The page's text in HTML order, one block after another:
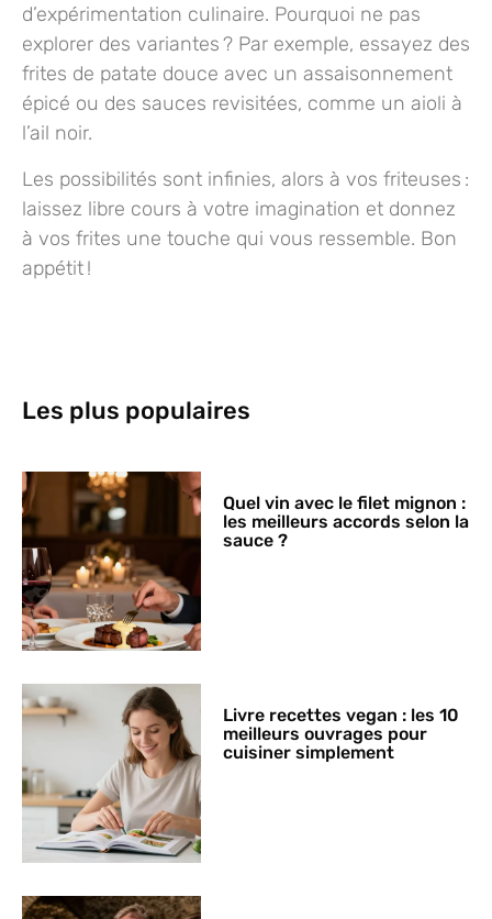
d’expérimentation culinaire. Pourquoi ne pas
explorer des variantes ? Par exemple, essayez des
frites de patate douce avec un assaisonnement
épicé ou des sauces revisitées, comme un aioli à
l’ail noir.
Les possibilités sont infinies, alors à vos friteuses :
laissez libre cours à votre imagination et donnez
à vos frites une touche qui vous ressemble. Bon
appétit !
Les plus populaires
Quel vin avec le filet mignon :
les meilleurs accords selon la
sauce ?
Livre recettes vegan : les 10
meilleurs ouvrages pour
cuisiner simplement